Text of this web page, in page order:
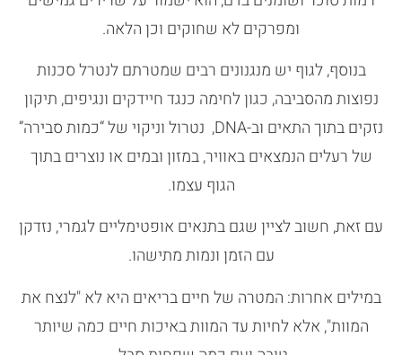
ומפרקים לא שחוקים וכן הלאה.
בנוסף, לגוף יש מנגנונים רבים שמטרתם לנטרל סכנות
נפוצות מהסביבה, כגון לחימה כנגד חיידקים ונגיפים, תיקון
נזקים בתוך התאים וב-DNA, נטרול וניקוי של “כמות סבירה”
של רעלים הנמצאים באוויר, במזון ובמים או נוצרים בתוך
הגוף עצמו.
עם זאת, חשוב לציין שגם בתנאים אופטימליים לגמרי, נזדקן
עם הזמן ונמות מתישהו.
במילים אחרות: המטרה של חיים בריאים היא לא "לנצח את
המוות", אלא לחיות עד המוות באיכות חיים כמה שיותר